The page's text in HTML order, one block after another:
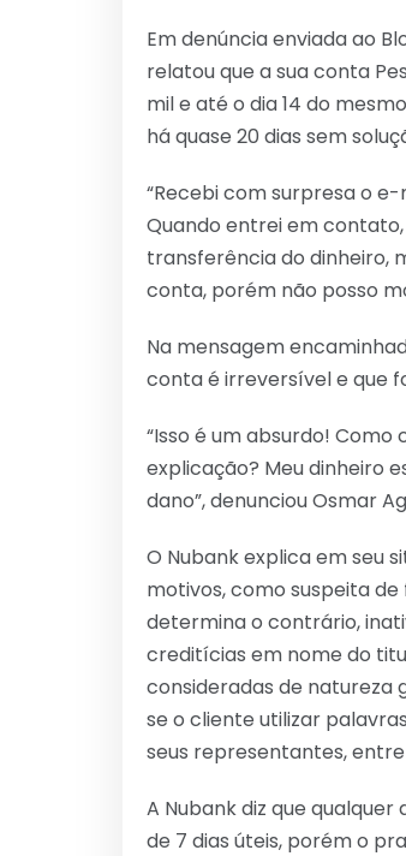
Em denúncia enviada ao
relatou que a sua conta
mil e até o dia 14 do
há quase 20 dias sem
“Recebi com surpresa o
Quando entrei em
transferência do dinheiro,
conta, porém não posso
Na mensagem
conta é irreversível e que
“Isso é um absurdo!
explicação? Meu dinheiro
dano”, denunciou Osmar
O Nubank explica em seu
motivos, como suspeita
determina o contrário,
creditícias em nome do
consideradas de natureza
se o cliente utilizar
seus representantes,
A Nubank diz que
de 7 dias úteis, porém o